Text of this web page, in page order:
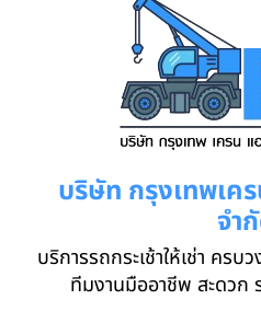
บริษัท กรุงเทพเค
จำ
บริการรถกระเช้าให้เช่า คร
ทีมงานมืออาชีพ สะดวก